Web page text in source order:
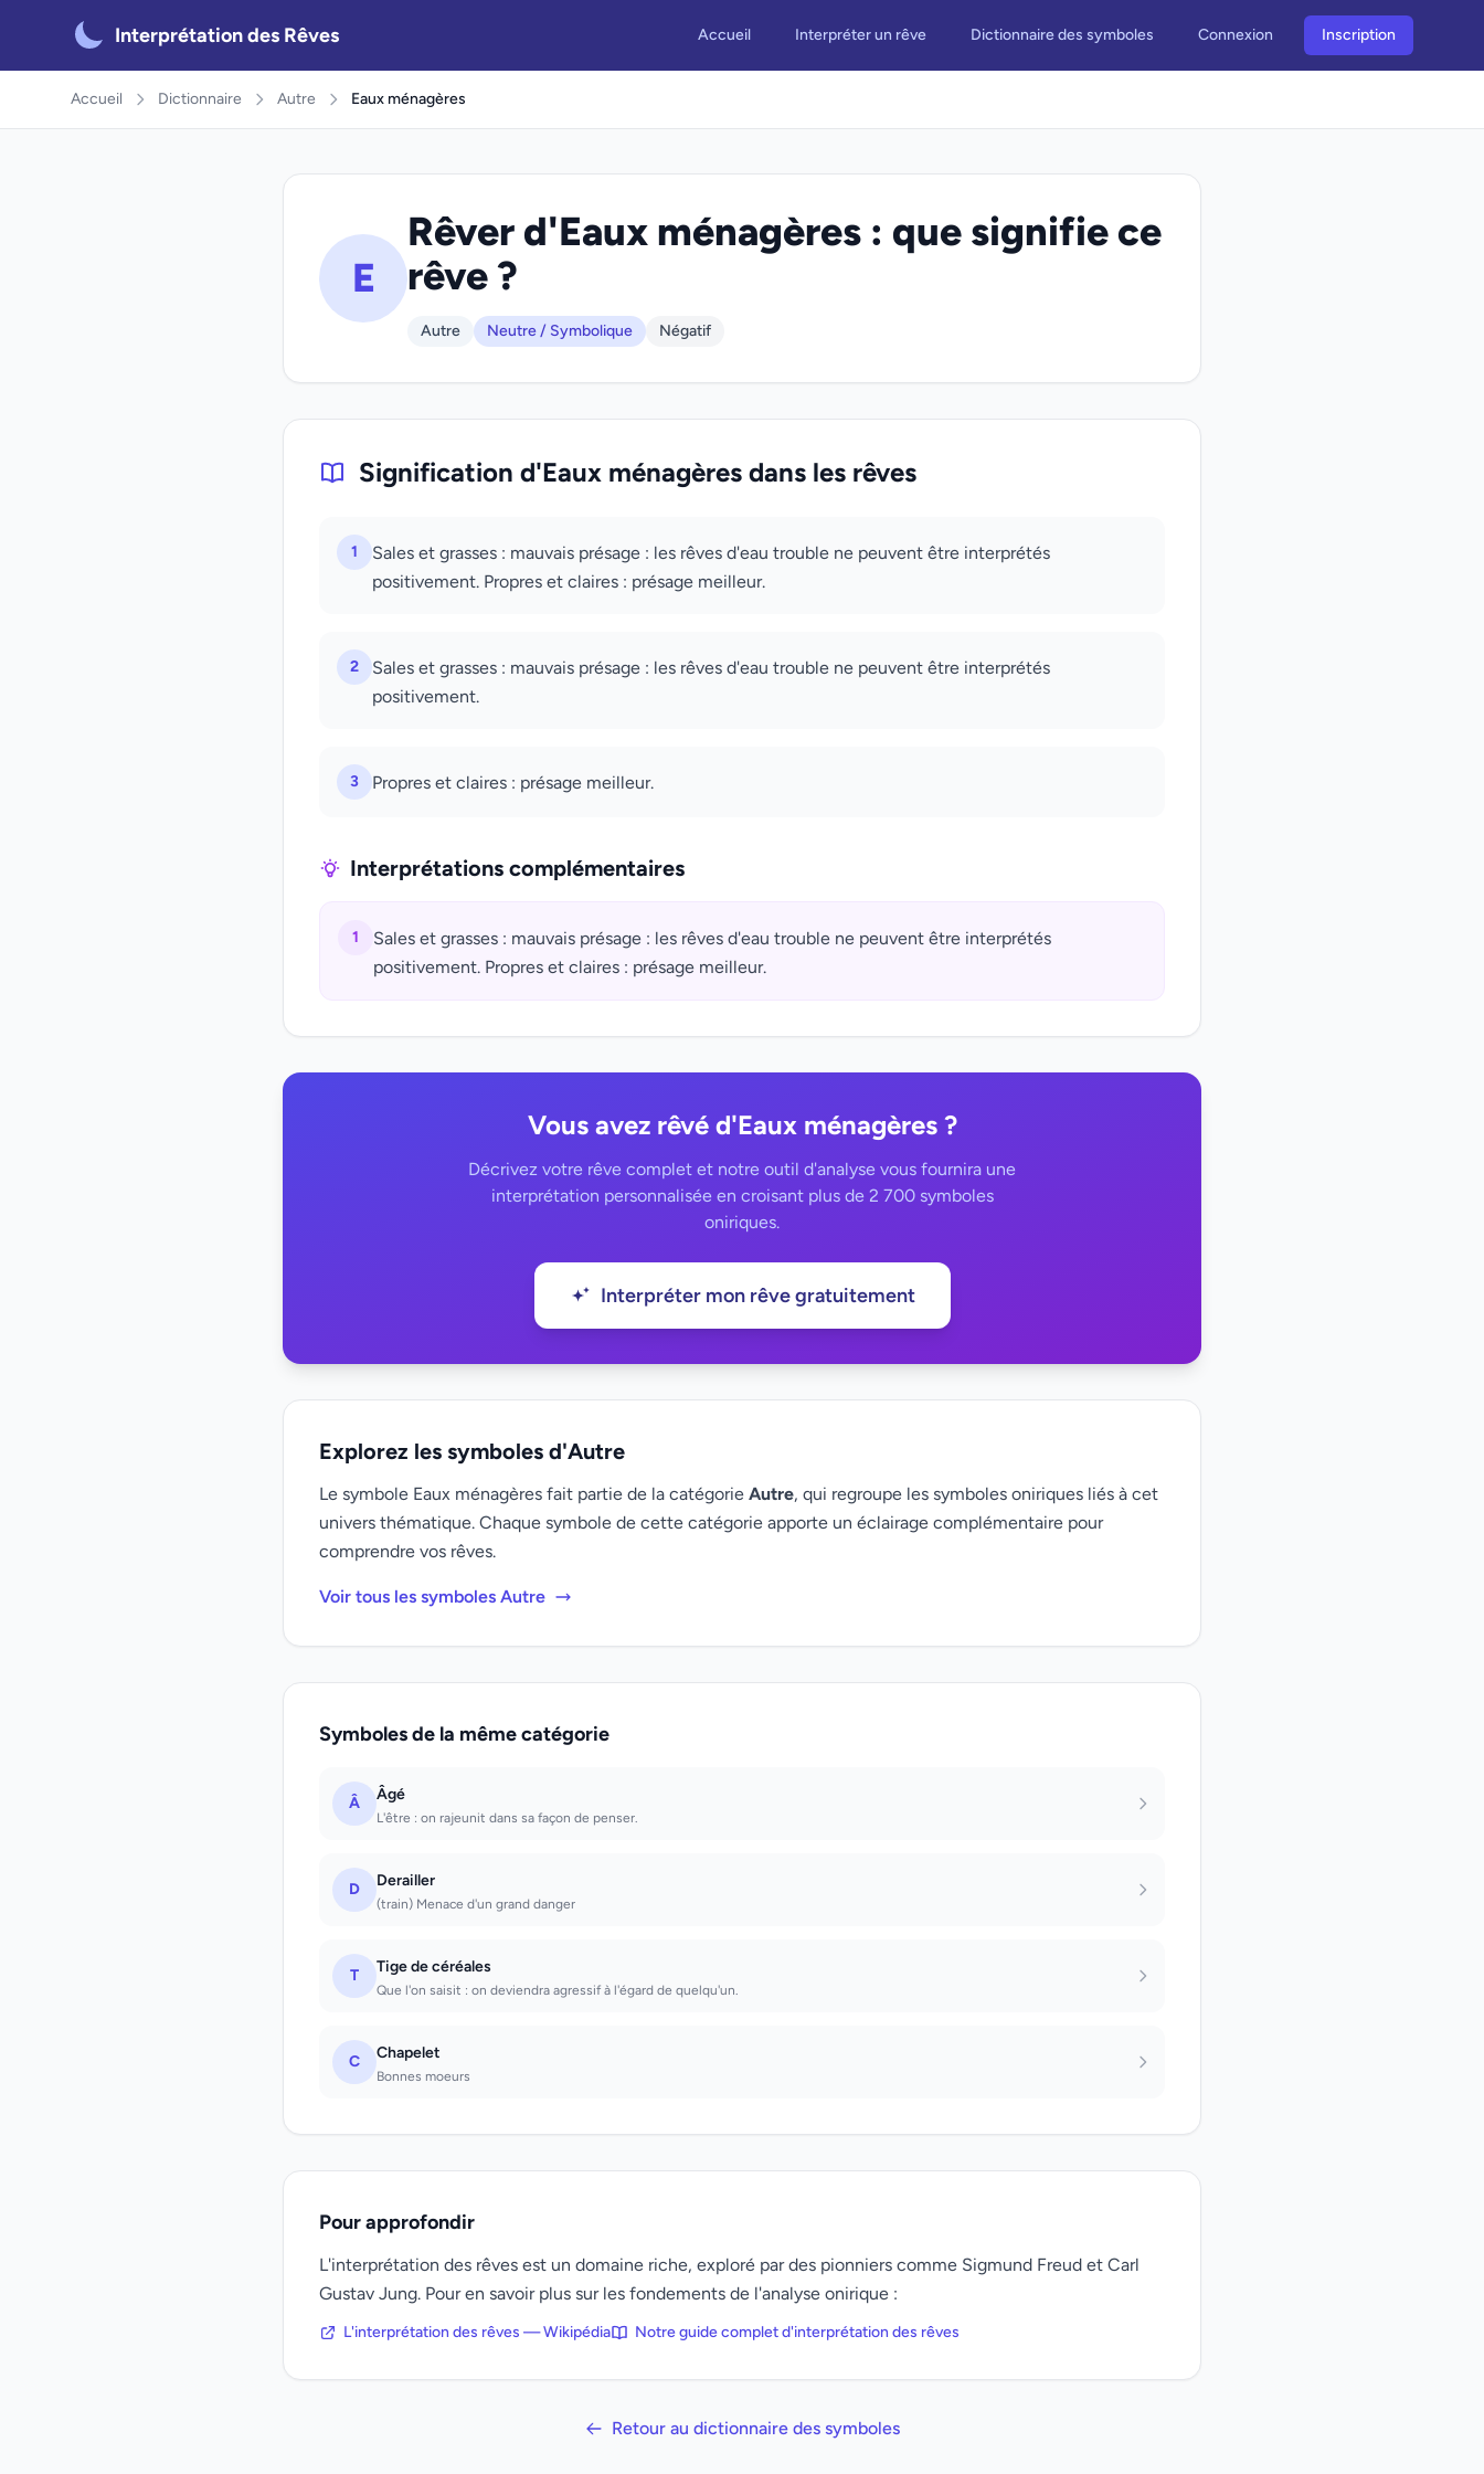
Interprétation des Rêves Accueil Interpréter un rêve Dictionnaire des symboles Connexion Inscription
Accueil Dictionnaire Autre Eaux ménagères
E
Rêver d'Eaux ménagères : que signifie ce
rêve ?
Autre Neutre / Symbolique Négatif
Signification d'Eaux ménagères dans les rêves
1
Sales et grasses : mauvais présage : les rêves d'eau trouble ne peuvent être interprétés
positivement. Propres et claires : présage meilleur.
2
Sales et grasses : mauvais présage : les rêves d'eau trouble ne peuvent être interprétés
positivement.
3 Propres et claires : présage meilleur.
Interprétations complémentaires
1
Sales et grasses : mauvais présage : les rêves d'eau trouble ne peuvent être interprétés
positivement. Propres et claires : présage meilleur.
Vous avez rêvé d'Eaux ménagères ?
Décrivez votre rêve complet et notre outil d'analyse vous fournira une
interprétation personnalisée en croisant plus de 2 700 symboles
oniriques.
Interpréter mon rêve gratuitement
Explorez les symboles d'Autre
Le symbole Eaux ménagères fait partie de la catégorie Autre, qui regroupe les symboles oniriques liés à cet
univers thématique. Chaque symbole de cette catégorie apporte un éclairage complémentaire pour
comprendre vos rêves.
Voir tous les symboles Autre
Symboles de la même catégorie
Â Âgé
L'être : on rajeunit dans sa façon de penser.
D Derailler
(train) Menace d'un grand danger
T Tige de céréales
Que l'on saisit : on deviendra agressif à l'égard de quelqu'un.
C Chapelet
Bonnes moeurs
Pour approfondir
L'interprétation des rêves est un domaine riche, exploré par des pionniers comme Sigmund Freud et Carl
Gustav Jung. Pour en savoir plus sur les fondements de l'analyse onirique :
L'interprétation des rêves — Wikipédia Notre guide complet d'interprétation des rêves
Retour au dictionnaire des symboles